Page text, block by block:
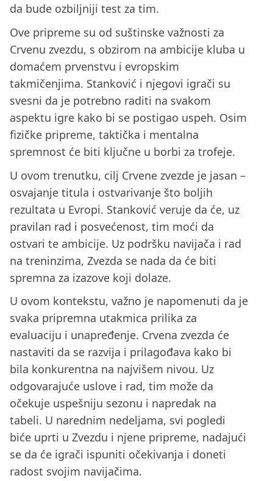
da bude ozbiljniji test za tim.
Ove pripreme su od suštinske važnosti za
Crvenu zvezdu, s obzirom na ambicije kluba u
domaćem prvenstvu i evropskim
takmičenjima. Stanković i njegovi igrači su
svesni da je potrebno raditi na svakom
aspektu igre kako bi se postigao uspeh. Osim
fizičke pripreme, taktička i mentalna
spremnost će biti ključne u borbi za trofeje.
U ovom trenutku, cilj Crvene zvezde je jasan –
osvajanje titula i ostvarivanje što boljih
rezultata u Evropi. Stanković veruje da će, uz
pravilan rad i posvećenost, tim moći da
ostvari te ambicije. Uz podršku navijača i rad
na treninzima, Zvezda se nada da će biti
spremna za izazove koji dolaze.
U ovom kontekstu, važno je napomenuti da je
svaka pripremna utakmica prilika za
evaluaciju i unapređenje. Crvena zvezda će
nastaviti da se razvija i prilagođava kako bi
bila konkurentna na najvišem nivou. Uz
odgovarajuće uslove i rad, tim može da
očekuje uspešniju sezonu i napredak na
tabeli. U narednim nedeljama, svi pogledi
biće uprti u Zvezdu i njene pripreme, nadajući
se da će igrači ispuniti očekivanja i doneti
radost svojim navijačima.